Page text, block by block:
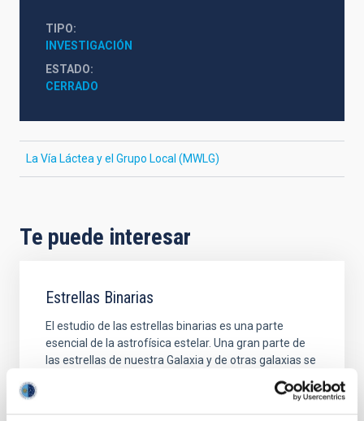
TIPO
INVESTIGACIÓN
ESTADO
CERRADO
La Vía Láctea y el Grupo Local (MWLG)
Te puede interesar
Estrellas Binarias
El estudio de las estrellas binarias es una parte
esencial de la astrofísica estelar. Una gran parte de
las estrellas de nuestra Galaxia y de otras galaxias se
que entender la estructura y evolución de estos
sistemas es importante desde el punto de vista